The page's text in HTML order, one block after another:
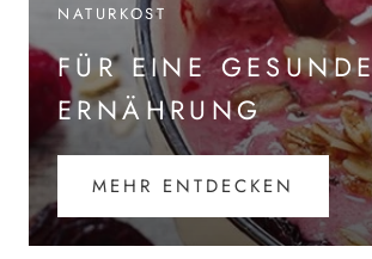
NATURKOST
FÜR EINE GESUNDE
ERNÄHRUNG
MEHR ENTDECKEN